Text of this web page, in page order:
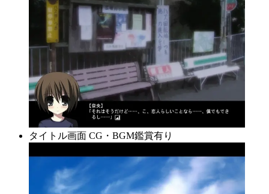
タイトル画面 CG・BGM鑑賞有り